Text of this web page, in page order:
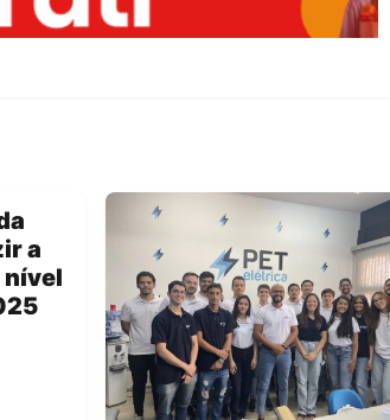
a
nível